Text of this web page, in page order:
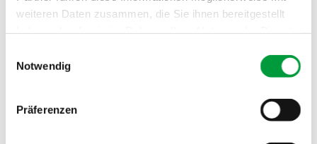
weiteren Daten zusammen, die Sie ihnen bereitgestellt
Notwendig
Präferenzen